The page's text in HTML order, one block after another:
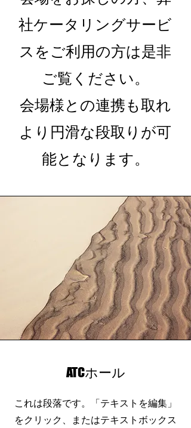
社ケータリングサービ
スをご利用の方は是非
ご覧ください。
​会場様との連携も取れ
より円滑な段取りが可
能となります。
ATCホール
これは段落です。「テキストを編集」
をクリック、またはテキストボックス